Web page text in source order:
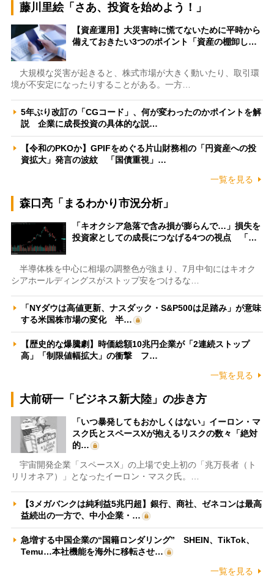
藤川里絵「さあ、投資を始めよう！」
【資産運用】大災害時に慌てないために平時から
備えておきたい3つのポイント「資産の棚卸し…
大規模な災害が起きると、株式市場が大きく動いたり、取引環
境が不安定になったりすることがある。一方…
5年ぶり改訂の「CGコード」、何が変わったのかポイントを解
説 企業に成長投資の具体的な説…
【令和のPKOか】GPIFをめぐる片山財務相の「円資産への投
資拡大」発言の波紋 「国債重視」…
一覧を見る
森口亮「まるわかり市況分析」
「キオクシア急落で含み損が膨らんで…」損失を
投資家としての成長につなげる4つの視点 「…
半導体株を中心に相場の調整色が強まり、7月中旬にはキオク
シアホールディングスがストップ安をつけるな…
「NYダウは高値更新、ナスダック・S&P500は足踏み」が意味
する米国株市場の変化 半…
【歴史的な爆騰劇】時価総額10兆円企業が「2連続ストップ
高」「制限値幅拡大」の衝撃 フ…
一覧を見る
大前研一「ビジネス新大陸」の歩き方
「いつ暴発してもおかしくはない」イーロン・マ
スク氏とスペースXが抱えるリスクの数々「絶対
的…
宇宙開発企業「スペースX」の上場で史上初の「兆万長者（ト
リリオネア）」となったイーロン・マスク氏。…
【3メガバンクは純利益5兆円超】銀行、商社、ゼネコンは最高
益続出の一方で、中小企業・…
急増する中国企業の“国籍ロンダリング” SHEIN、TikTok、
Temu…本社機能を海外に移転させ…
一覧を見る